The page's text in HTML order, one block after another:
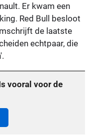
Er kwam een
Red Bull besloot
de laatste
echtpaar, die
vooral voor de